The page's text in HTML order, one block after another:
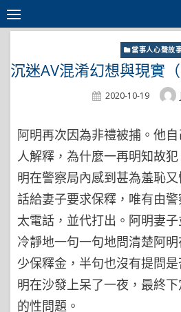
Skip
to
當事人心聲故
沉迷AV混淆幻想與現實（
Posted
2020-10-19
阿明再次因為非禮被捕。他
人解釋，為什麼一再明知故
明在警察局內感到甚為羞恥
話給妻子要求保釋，唯有由
太電話，並代打出。阿明妻
冷靜地一句一句地問清楚阿
少保釋金，半句也沒有提問
明在沙發上呆了一夜，最終
的性問題。